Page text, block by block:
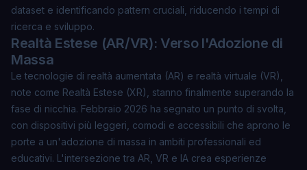
dataset e identificando pattern cruciali, riducendo i tempi di
ricerca e sviluppo.
Realtà Estese (AR/VR): Verso l'Adozione di
Massa
Le tecnologie di realtà aumentata (AR) e realtà virtuale (VR),
note come Realtà Estese (XR), stanno finalmente superando la
fase di nicchia. Febbraio 2026 ha segnato un punto di svolta,
con dispositivi più leggeri, comodi e accessibili che aprono le
porte a un'adozione di massa in ambiti professionali ed
educativi. L'intersezione tra AR, VR e IA crea esperienze